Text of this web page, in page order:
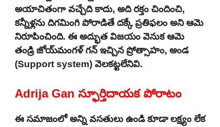
అయాచితంగా వచ్చేది కాదు, అది రక్తం చిందించి,
కన్నీళ్లను దిగమింగి పోరాడితే దక్కే ప్రతిఫలం అని ఆమె
నిరూపించింది. ఈ అద్భుత విజయం వెనుక ఆమె
తండ్రి జోయ్‌మంగళ్ గన్ ఇచ్చిన ప్రోత్సాహం, అండ
(Support system) వెలకట్టలేనివి.
Adrija Gan స్ఫూర్తిదాయక పోరాటం
ఈ సమాజంలో అన్ని వసతులు ఉండి కూడా లక్ష్యం లేక